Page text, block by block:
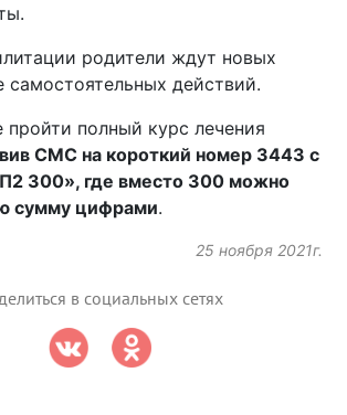
родители ждут новых
самостоятельных действий.
полный курс лечения
СМС на короткий номер 3443 с
300», где вместо 300 можно
сумму цифрами.
25 ноября 2021г.
в социальных сетях